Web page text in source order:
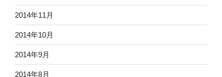
2014年11月
2014年10月
2014年9月
2014年8月